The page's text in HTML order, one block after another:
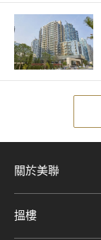
關於美聯
美聯集團
搵樓